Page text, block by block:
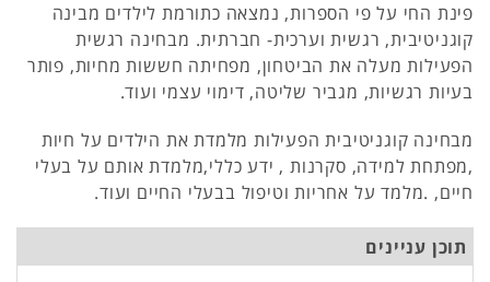
פינת החי על פי הספרות, נמצאה כתורמת לילדים מבינה
קוגניטיבית, רגשית וערכית- חברתית. מבחינה רגשית
הפעילות מעלה את הביטחון, מפחיתה חששות מחיות, פותר
בעיות רגשיות, מגביר שליטה, דימוי עצמי ועוד.
מבחינה קוגניטיבית הפעילות מלמדת את הילדים על חיות
,מפתחת למידה, סקרנות , ידע כללי,מלמדת אותם על בעלי
חיים, .מלמד על אחריות וטיפול בבעלי החיים ועוד.
תוכן עניינים